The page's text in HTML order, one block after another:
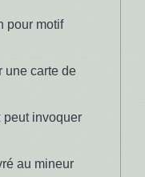
pour motif
une carte de
peut invoquer
au mineur